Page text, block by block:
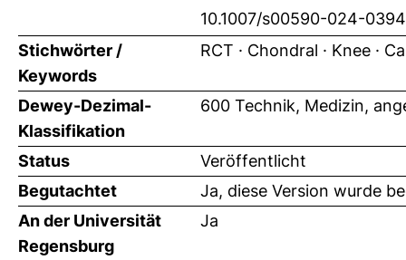
10.1007/s00590-024-
Stichwörter /
Keywords
RCT · Chondral · Knee ·
Dewey-Dezimal-
Klassifikation
600 Technik, Medizin,
Status
Veröffentlicht
Begutachtet
Ja, diese Version wurde
An der Universität
Regensburg
Ja